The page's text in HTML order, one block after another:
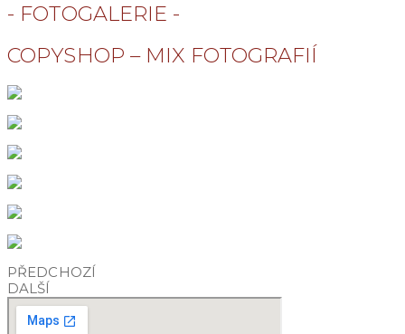
- FOTOGALERIE -
COPYSHOP – MIX FOTOGRAFIÍ
PŘEDCHOZÍ
DALŠÍ